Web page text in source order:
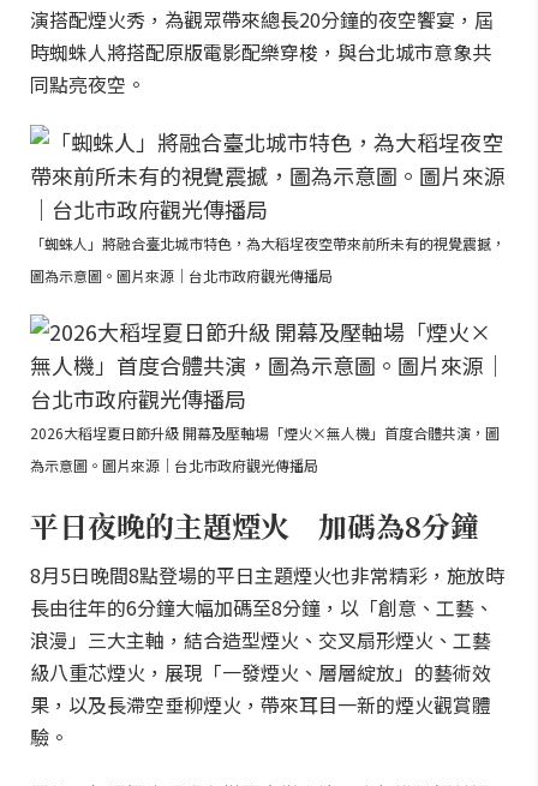
演搭配煙火秀，為觀眾帶來總長20分鐘的夜空饗宴，屆
時蜘蛛人將搭配原版電影配樂穿梭，與台北城市意象共
同點亮夜空。
「蜘蛛人」將融合臺北城市特色，為大稻埕夜空帶來前所未有的視覺震撼，
圖為示意圖。圖片來源｜台北市政府觀光傳播局
2026大稻埕夏日節升級 開幕及壓軸場「煙火×無人機」首度合體共演，圖
為示意圖。圖片來源｜台北市政府觀光傳播局
平日夜晚的主題煙火 加碼為8分鐘
8月5日晚間8點登場的平日主題煙火也非常精彩，施放時
長由往年的6分鐘大幅加碼至8分鐘，以「創意、工藝、
浪漫」三大主軸，結合造型煙火、交叉扇形煙火、工藝
級八重芯煙火，展現「一發煙火、層層綻放」的藝術效
果，以及長滯空垂柳煙火，帶來耳目一新的煙火觀賞體
驗。